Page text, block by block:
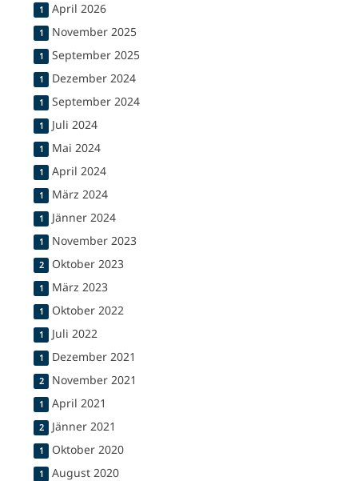
1 April 2026
1 November 2025
1 September 2025
1 Dezember 2024
1 September 2024
1 Juli 2024
1 Mai 2024
1 April 2024
1 März 2024
1 Jänner 2024
1 November 2023
2 Oktober 2023
1 März 2023
1 Oktober 2022
1 Juli 2022
1 Dezember 2021
2 November 2021
1 April 2021
2 Jänner 2021
1 Oktober 2020
1 August 2020